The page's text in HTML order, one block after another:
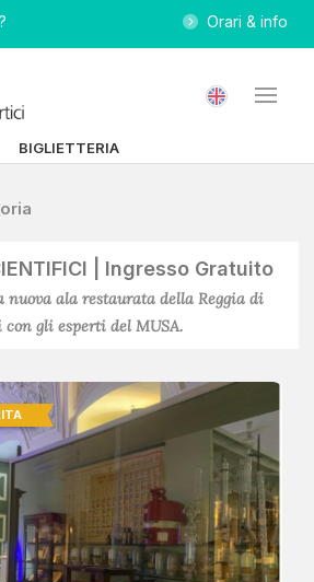
Orari & info
BIGLIETTERIA
| Ingresso Gratuito
nuova ala restaurata della Reggia di
gli esperti del MUSA.